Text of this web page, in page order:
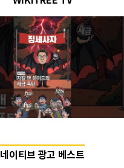
네이티브 광고 베스트